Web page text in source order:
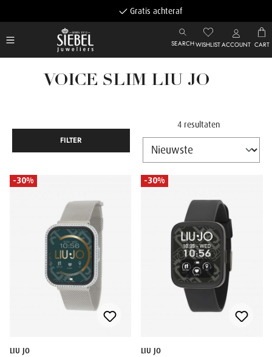
Gratis achteraf betalen
SEARCHWISHLISTACCOUNT CART
VOICE SLIM LIU JO
FILTER
4 resultaten
-30%
LIU JO
-30%
LIU JO